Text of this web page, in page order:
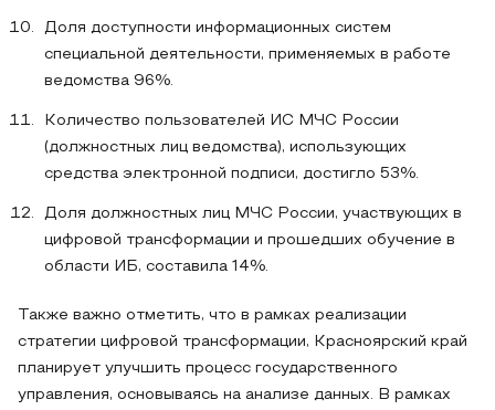
Доля доступности информационных систем
специальной деятельности, применяемых в работе
ведомства 96%.
Количество пользователей ИС МЧС России
(должностных лиц ведомства), использующих
средства электронной подписи, достигло 53%.
Доля должностных лиц МЧС России, участвующих в
цифровой трансформации и прошедших обучение в
области ИБ, составила 14%.
Также важно отметить, что в рамках реализации
стратегии цифровой трансформации, Красноярский край
планирует улучшить процесс государственного
управления, основываясь на анализе данных. В рамках